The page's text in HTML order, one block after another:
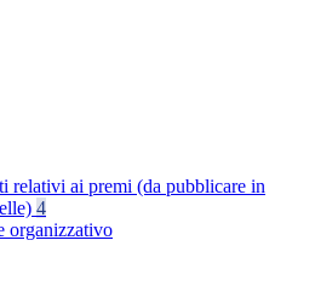
relativi ai premi (da pubblicare in
4
organizzativo